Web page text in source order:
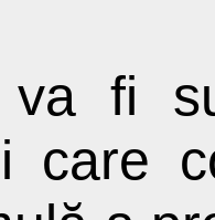
va fi
care